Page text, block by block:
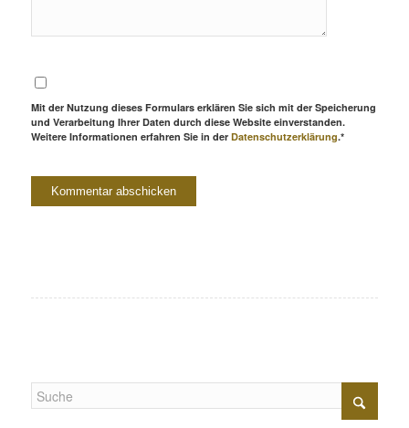
Mit der Nutzung dieses Formulars erklären Sie sich mit der Speicherung
und Verarbeitung Ihrer Daten durch diese Website einverstanden.
Weitere Informationen erfahren Sie in der Datenschutzerklärung.*